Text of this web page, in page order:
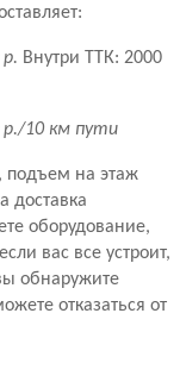
Внутри ТТК: 2000
10 км пути
подъем на этаж
доставка
оборудование,
вас все устроит,
обнаружите
отказаться от